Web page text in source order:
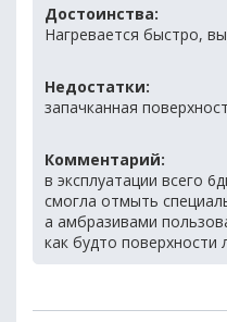
Достоинства:
Нагревается быстро,
Недостатки:
запачканная
Комментарий:
в эксплуатации всего
смогла отмыть
а амбразивами
как будто поверхности